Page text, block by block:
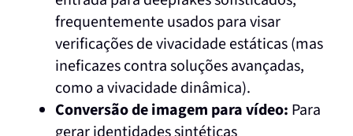
frequentemente usados para visar
verificações de vivacidade estáticas (mas
ineficazes contra soluções avançadas,
como a vivacidade dinâmica).
Conversão de imagem para vídeo: Para